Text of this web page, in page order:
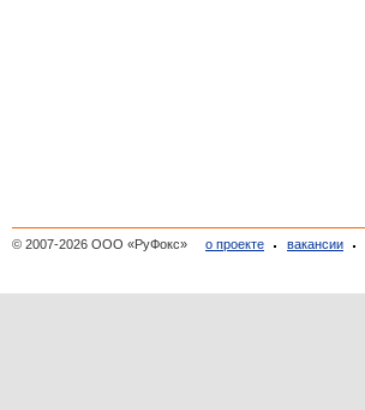
© 2007-2026 ООО «РуФокс» о проекте вакансии